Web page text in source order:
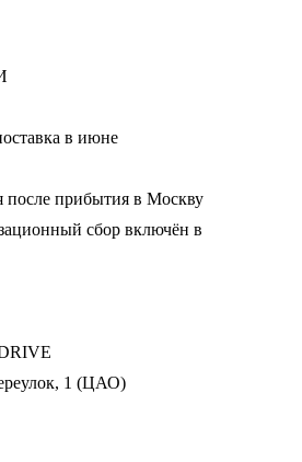
в июне
после прибытия в Москву
сбор включён в
1 (ЦАО)